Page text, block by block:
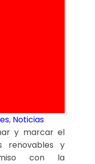
, Noticias
y marcar el
renovables y
con la